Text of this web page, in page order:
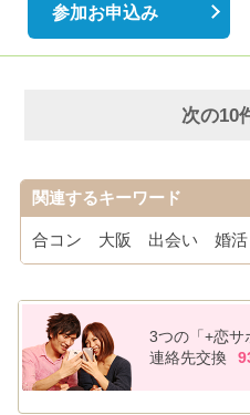
参加お申込み
次の10
関連するキーワード
合コン 大阪 出会い 婚活
3つの「+恋サ
連絡先交換